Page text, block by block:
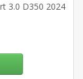
3.0 D350 2024